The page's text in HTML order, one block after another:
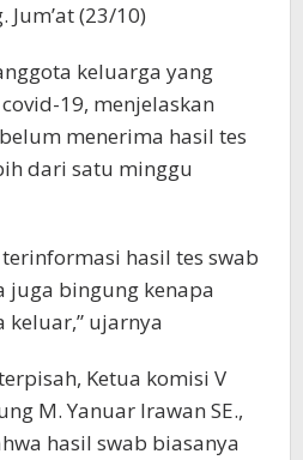
(23/10)
keluarga yang
19, menjelaskan
menerima hasil tes
dari satu minggu
hasil tes swab
juga bingung kenapa
ujarnya
Ketua komisi V
M. Yanuar Irawan SE.,
hasil swab biasanya